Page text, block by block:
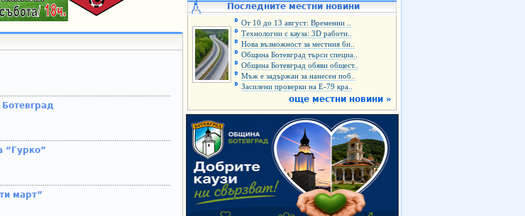
“Гурко”
март”
Последните местни новини
От 10 до 13 август: Временни ..
Технологии с кауза: 3D работи..
Нова възможност за местния би..
Община Ботевград търси специа..
Община Ботевград обяви общест..
Мъж е задържан за нанесен поб..
Засилени проверки на Е-79 кра..
още местни новини »